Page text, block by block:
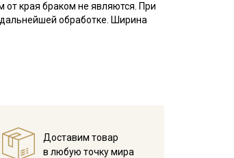
от края браком не являются. При
обработке. Ширина
стирок, не выше 40C.
Доставим товар
в любую точку мира